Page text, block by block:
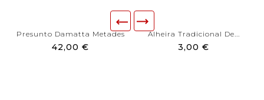
Presunto Damatta Metades
42,00 €
Alheira Tradicional De...
3,00 €